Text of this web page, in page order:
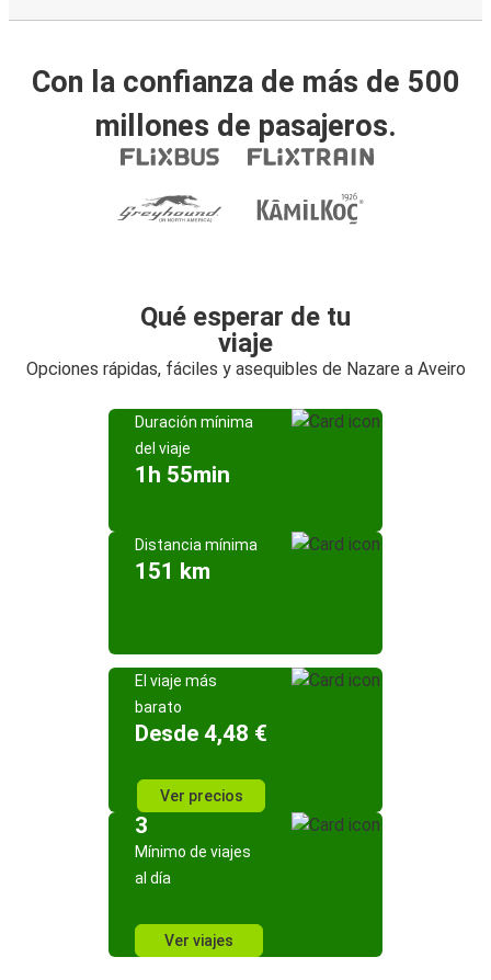
Con la confianza de más de 500
millones de pasajeros.
Qué esperar de tu
viaje
Opciones rápidas, fáciles y asequibles de Nazare a Aveiro
Duración mínima
del viaje
1h 55min
Distancia mínima
151 km
El viaje más
barato
Desde 4,48 €
Ver precios
3
Mínimo de viajes
al día
Ver viajes